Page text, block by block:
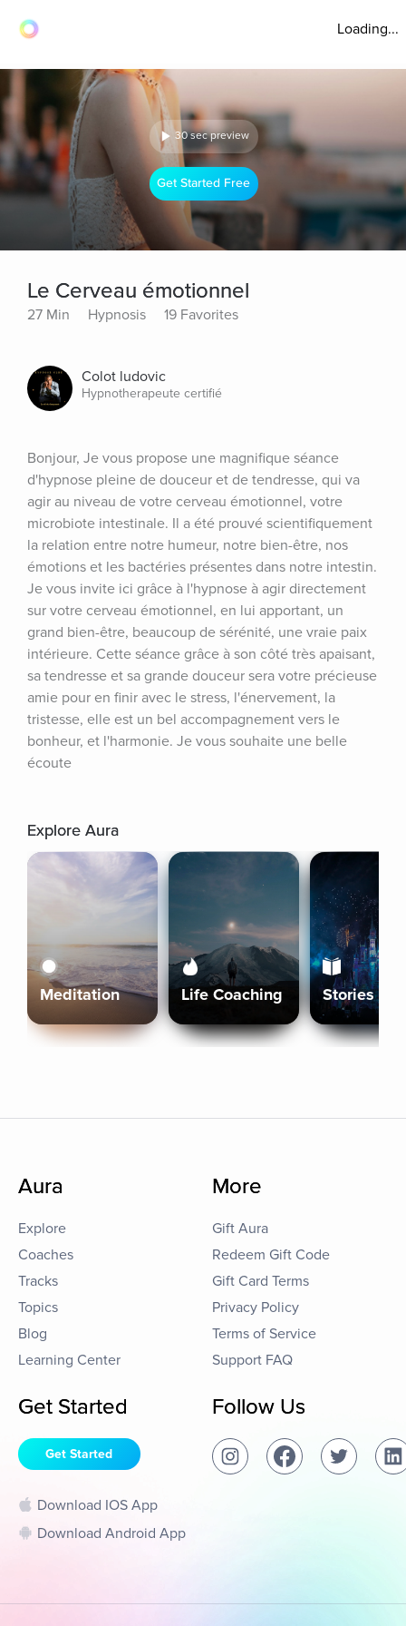
Loading...
30 sec preview
Get Started Free
Le Cerveau émotionnel
27 Min Hypnosis 19 Favorites
Colot ludovic
Hypnotherapeute certifié
Bonjour, Je vous propose une magnifique séance
d'hypnose pleine de douceur et de tendresse, qui va
agir au niveau de votre cerveau émotionnel, votre
microbiote intestinale. Il a été prouvé scientifiquement
la relation entre notre humeur, notre bien-être, nos
émotions et les bactéries présentes dans notre intestin.
Je vous invite ici grâce à l'hypnose à agir directement
sur votre cerveau émotionnel, en lui apportant, un
grand bien-être, beaucoup de sérénité, une vraie paix
intérieure. Cette séance grâce à son côté très apaisant,
sa tendresse et sa grande douceur sera votre précieuse
amie pour en finir avec le stress, l'énervement, la
tristesse, elle est un bel accompagnement vers le
bonheur, et l'harmonie. Je vous souhaite une belle
écoute
Explore Aura
Meditation Life Coaching Stories
Aura
Explore
Coaches
Tracks
Topics
Blog
Learning Center
More
Gift Aura
Redeem Gift Code
Gift Card Terms
Privacy Policy
Terms of Service
Support FAQ
Get Started
Get Started
Download IOS App
Download Android App
Follow Us